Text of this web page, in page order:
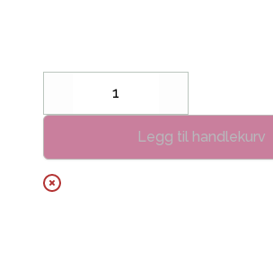
Decrease
Legg til handlekurv